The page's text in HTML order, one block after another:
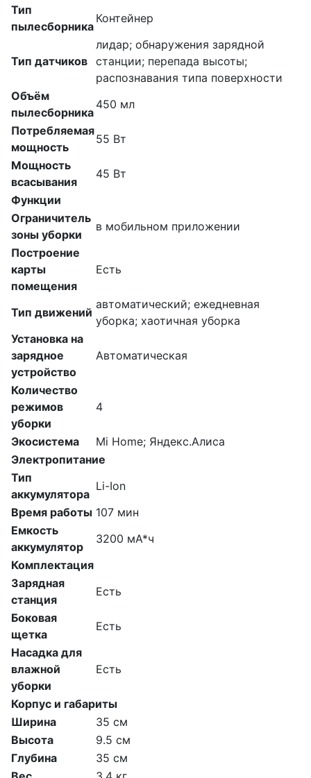
Тип
пылесборника
Контейнер
Тип датчиков
лидар; обнаружения зарядной
станции; перепада высоты;
распознавания типа поверхности
Объём
пылесборника
450 мл
Потребляемая
мощность
55 Вт
Мощность
всасывания
45 Вт
Функции
Ограничитель
зоны уборки
в мобильном приложении
Построение
карты
помещения
Есть
Тип движений
автоматический; ежедневная
уборка; хаотичная уборка
Установка на
зарядное
устройство
Автоматическая
Количество
режимов
уборки
4
Экосистема
Mi Home; Яндекс.Алиса
Электропитание
Тип
аккумулятора
Li-Ion
Время работы 107 мин
Емкость
аккумулятор
3200 мА*ч
Комплектация
Зарядная
станция
Есть
Боковая
щетка
Есть
Насадка для
влажной
уборки
Есть
Корпус и габариты
Ширина
35 см
Высота
9.5 см
Глубина
35 см